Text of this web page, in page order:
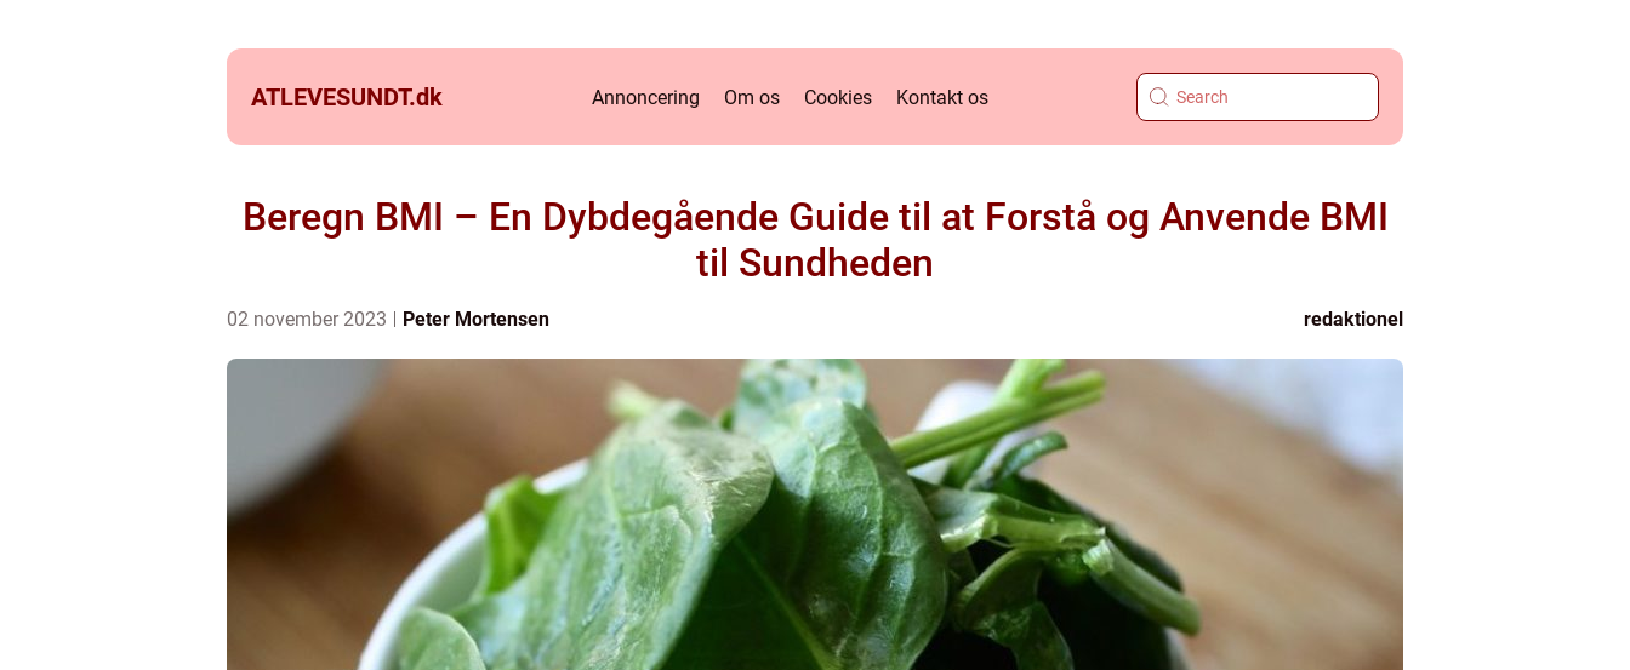
ATLEVESUNDT.dk Annoncering Om os Cookies Kontakt os
Beregn BMI – En Dybdegående Guide til at Forstå og Anvende BMI
til Sundheden
02 november 2023 Peter Mortensen redaktionel